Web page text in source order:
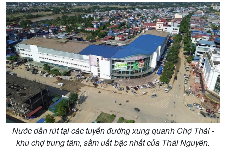
Chuyên mục
Theo dòng Thời sự
Nước dần rút tại các tuyến đường xung quanh Chợ Thái -
khu chợ trung tâm, sầm uất bậc nhất của Thái Nguyên.